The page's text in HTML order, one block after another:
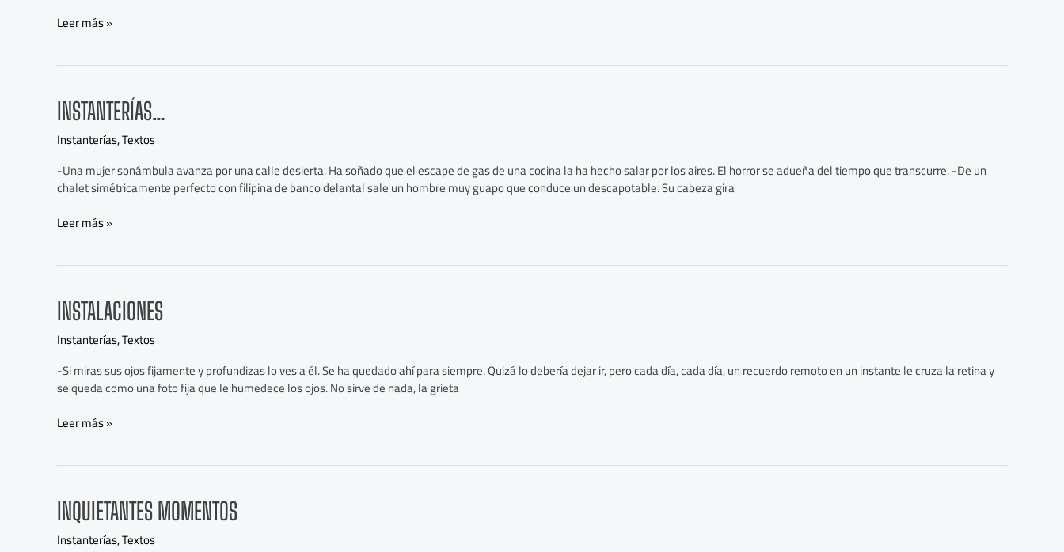
Leer más »
INSTANTERÍAS…
Instanterías,Textos
-Una mujer sonámbula avanza por una calle desierta. Ha soñado que el escape de gas de una cocina la ha hecho salar por los aires. El horror se adueña del tiempo que transcurre. -De un
chalet simétricamente perfecto con filipina de banco delantal sale un hombre muy guapo que conduce un descapotable. Su cabeza gira
Instanterías…
Leer más »
INSTALACIONES
Instanterías,Textos
-Si miras sus ojos fijamente y profundizas lo ves a él. Se ha quedado ahí para siempre. Quizá lo debería dejar ir, pero cada día, cada día, un recuerdo remoto en un instante le cruza la retina y
se queda como una foto fija que le humedece los ojos. No sirve de nada, la grieta
Instalaciones
Leer más »
INQUIETANTES MOMENTOS
Instanterías,Textos
Inquietantes
momentos